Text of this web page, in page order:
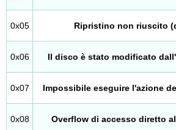
0x05 Ripristino non riuscito
0x06 Il disco è stato modificato
0x07 Impossibile eseguire l'azione
0x08 Overflow di accesso diretto